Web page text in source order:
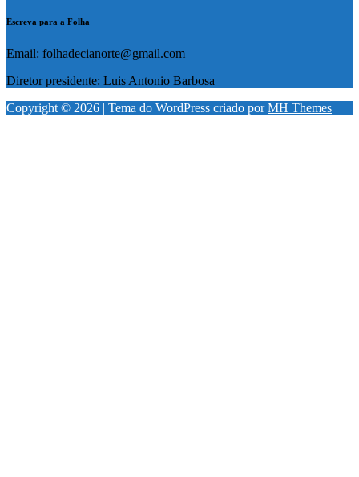
Escreva para a Folha
Email: folhadecianorte@gmail.com
Diretor presidente: Luis Antonio Barbosa
Copyright © 2026 | Tema do WordPress criado porMH Themes